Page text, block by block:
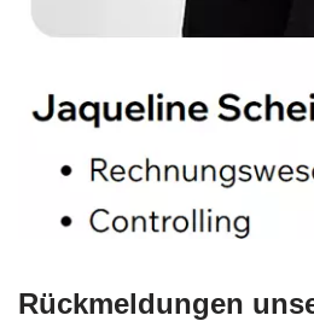
Rückmeldungen